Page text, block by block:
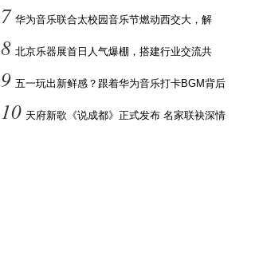
7 华为音乐联合太校园音乐节燃动西交大，解
8 北京乐器展首日人气爆棚，搭建行业交流共
9 五一玩出新鲜感？跟着华为音乐打卡BGM背后
10 天府新歌《说成都》正式发布 名家联袂深情